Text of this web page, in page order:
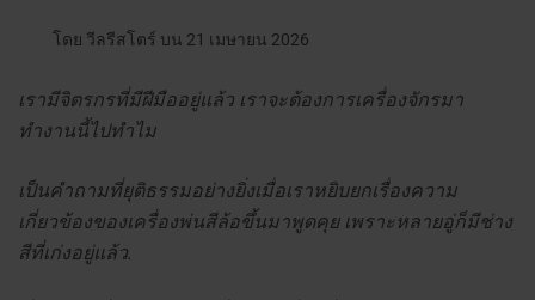
โดย วีลรีสโตร์ บน 21 เมษายน 2026
เรามีจิตรกรที่มีฝีมืออยู่แล้ว เราจะต้องการเครื่องจักรมา
ทำงานนี้ไปทำไม
เป็นคำถามที่ยุติธรรมอย่างยิ่งเมื่อเราหยิบยกเรื่องความ
เกี่ยวข้องของเครื่องพ่นสีล้อขึ้นมาพูดคุย เพราะหลายอู่ก็มีช่าง
สีที่เก่งอยู่แล้ว.